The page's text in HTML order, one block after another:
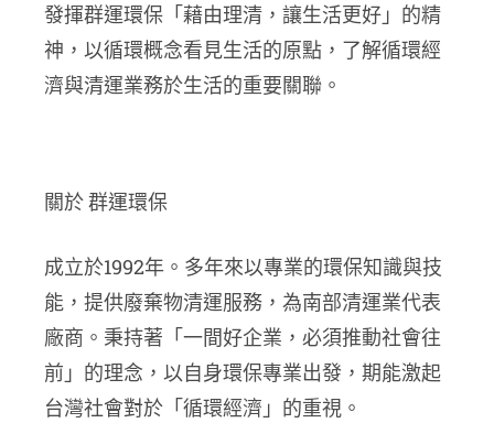
發揮群運環保「藉由理清，讓生活更好」的精
神，以循環概念看見生活的原點，了解循環經
濟與清運業務於生活的重要關聯。
關於 群運環保
成立於1992年。多年來以專業的環保知識與技
能，提供廢棄物清運服務，為南部清運業代表
廠商。秉持著「一間好企業，必須推動社會往
前」的理念，以自身環保專業出發，期能激起
台灣社會對於「循環經濟」的重視。